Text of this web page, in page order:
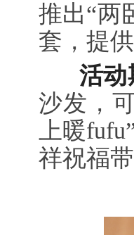
推出“两
套，提
活动
沙发，
上暖
祥祝福带